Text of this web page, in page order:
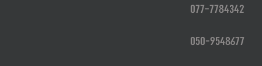
077-7784342
050-9548677